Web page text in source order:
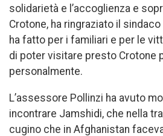
solidarietà e l’accoglienza e
Crotone, ha ringraziato il
ha fatto per i familiari e per le
di poter visitare presto Crotone
personalmente.
L’assessore Pollinzi ha avuto
incontrare Jamshidi, che nella
cugino che in Afghanistan